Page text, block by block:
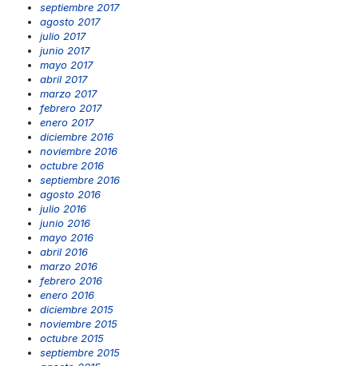
septiembre 2017
agosto 2017
julio 2017
junio 2017
mayo 2017
abril 2017
marzo 2017
febrero 2017
enero 2017
diciembre 2016
noviembre 2016
octubre 2016
septiembre 2016
agosto 2016
julio 2016
junio 2016
mayo 2016
abril 2016
marzo 2016
febrero 2016
enero 2016
diciembre 2015
noviembre 2015
octubre 2015
septiembre 2015